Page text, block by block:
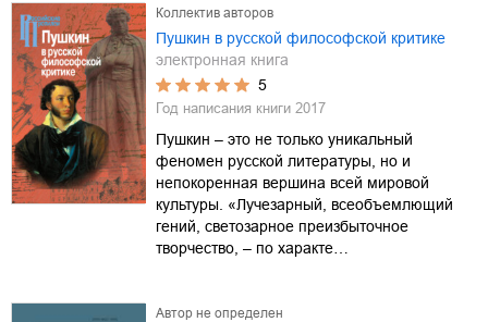
Коллектив авторов
Пушкин в русской философской критике
электронная книга
5
Год написания книги 2017
Пушкин – это не только уникальный
феномен русской литературы, но и
непокоренная вершина всей мировой
культуры. «Лучезарный, всеобъемлющий
гений, светозарное преизбыточное
творчество, – по характе…
Автор не определен